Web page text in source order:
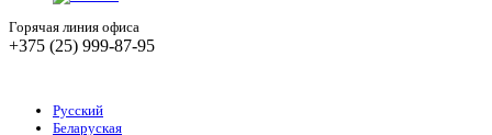
Горячая линия офиса
+375 (25) 999-87-95
Русский
Беларуская